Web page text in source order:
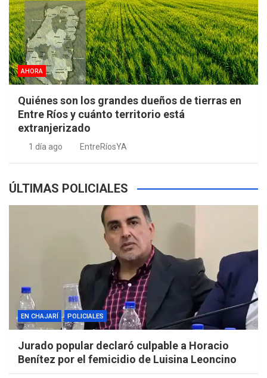
AHORA
Quiénes son los grandes dueños de tierras en
Entre Ríos y cuánto territorio está
extranjerizado
1 día ago EntreRíosYA
ÚLTIMAS POLICIALES
EN CHAJARÍ POLICIALES
Jurado popular declaró culpable a Horacio
Benítez por el femicidio de Luisina Leoncino